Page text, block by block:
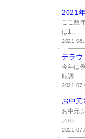
2021
ここ数
は1..
デラウ
今年は
順調..
お中元
お中元
スの..